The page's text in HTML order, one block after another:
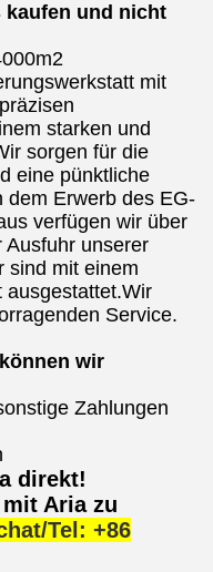
kaufen und nicht
mit
starken und
sorgen für die
eine pünktliche
dem Erwerb des EG-
verfügen wir über
Ausfuhr unserer
sind mit einem
ausgestattet.Wir
Service.
wir
Zahlungen
direkt!
Aria zu
Tel: +86